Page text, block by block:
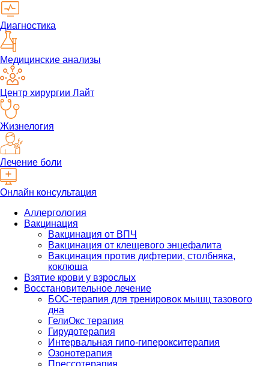
Диагностика
Медицинские анализы
Центр хирургии Лайт
Жизнелогия
Лечение боли
Онлайн консультация
Аллергология
Вакцинация
Вакцинация от ВПЧ
Вакцинация от клещевого энцефалита
Вакцинация против дифтерии, столбняка,
коклюша
Взятие крови у взрослых
Восстановительное лечение
БОС-терапия для тренировок мышц тазового
дна
ГелиОкс терапия
Гирудотерапия
Интервальная гипо-гиперокситерапия
Озонотерапия